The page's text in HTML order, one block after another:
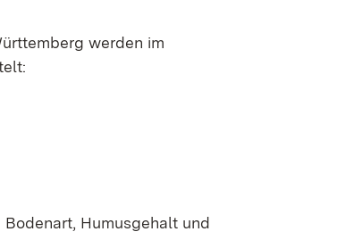
werden im
Humusgehalt und